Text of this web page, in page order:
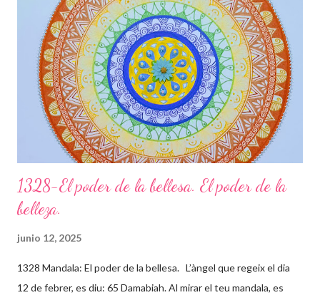
fàcils, d’altres lents i feixucs, però els vas superant fins arribar
juntament amb l’energia cap al lloc on ets TU realment. Les
papallones que t’acompanyen t’ajuden a transformar-te i que
puguis gaudir de tot el potencial meravellós que tens. Agraeix a
la vida tot el que et dóna, sigui b...
1328-El poder de la bellesa. El poder de la
belleza.
junio 12, 2025
1328 Mandala: El poder de la bellesa. L’àngel que regeix el dia
12 de febrer, es diu: 65 Damabiah. Al mirar el teu mandala, es